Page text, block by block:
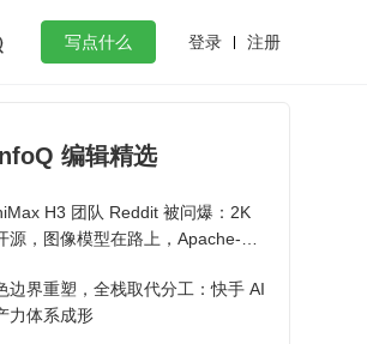
写点什么 登录 注册
构 flutter
编辑精选
H3 团队 Reddit 被问爆：2K
源，图像模型在路上，Apache-2.0
边界重塑，全栈取代分工：快手 AI
力体系成形